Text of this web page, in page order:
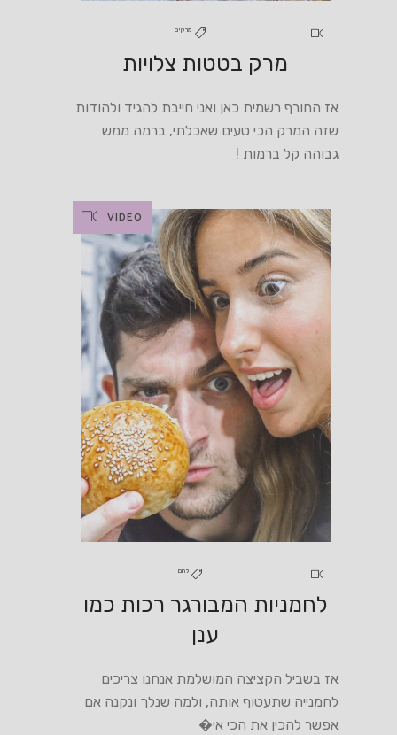
מרקים
מרק בטטות צלויות
אז החורף רשמית כאן ואני חייבת להגיד ולהודות
שזה המרק הכי טעים שאכלתי, ברמה ממש
גבוהה קל ברמות !
VIDEO
לחם
לחמניות המבורגר רכות כמו
ענן
אז בשביל הקציצה המושלמת אנחנו צריכים
לחמנייה שתעטוף אותה, ולמה שנלך ונקנה אם
אפשר להכין את הכי אי�